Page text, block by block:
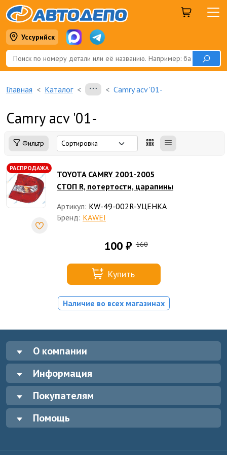
Уссурийск
Главная Каталог Camry acv '01-
Camry acv '01-
Фильтр
РАСПРОДАЖА
TOYOTA CAMRY 2001-2005
СТОП R, потертости, царапины
Артикул: KW-49-002R-УЦЕНКА
Бренд: KAWEI
100 ₽ 160
Купить
Наличие во всех магазинах
О компании
Информация
Покупателям
Помощь